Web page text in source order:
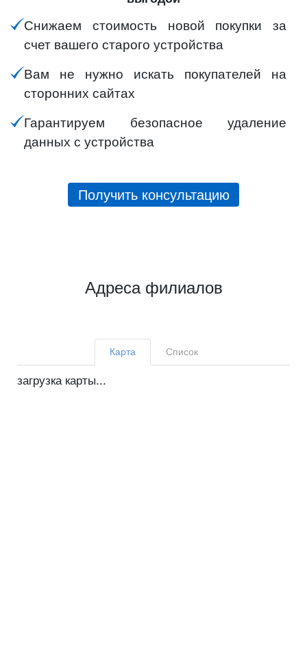
Снижаем стоимость новой покупки за
счет вашего старого устройства
Вам не нужно искать покупателей на
сторонних сайтах
Гарантируем безопасное удаление
данных с устройства
Получить консультацию
Адреса филиалов
Карта Список
загрузка карты...